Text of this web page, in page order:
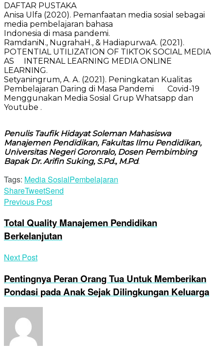
DAFTAR PUSTAKA
Anisa Ulfa (2020). Pemanfaatan media sosial sebagai
media pembelajaran bahasa
Indonesia di masa pandemi.
RamdaniN., NugrahaH., & HadiapurwaA. (2021).
POTENTIAL UTILIZATION OF TIKTOK SOCIAL MEDIA
AS INTERNAL LEARNING MEDIA ONLINE
LEARNING.
Setyaningrum, A. A. (2021). Peningkatan Kualitas
Pembelajaran Daring di Masa Pandemi Covid-19
Menggunakan Media Sosial Grup Whatsapp dan
Youtube .
Penulis Taufik Hidayat Soleman Mahasiswa
Manajemen Pendidikan, Fakultas Ilmu Pendidikan,
Universitas Negeri Goronralo, Dosen Pembimbing
Bapak Dr. Arifin Suking, S.Pd., M.Pd.
Tags: Media SosialPembelajaran
ShareTweetSend
Previous Post
Total Quality Manajemen Pendidikan
Berkelanjutan
Next Post
Pentingnya Peran Orang Tua Untuk Memberikan
Pondasi pada Anak Sejak Dilingkungan Keluarga